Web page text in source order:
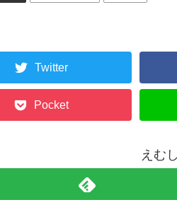
Twitter
Pocket
えむ